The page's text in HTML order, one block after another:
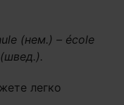
(нем.) – école
(швед.).
легко